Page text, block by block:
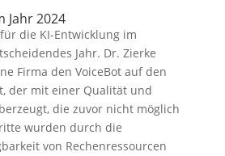
Jahr 2024
die KI-Entwicklung im
Jahr. Dr. Zierke
Firma den VoiceBot auf den
der mit einer Qualität und
die zuvor nicht möglich
wurden durch die
von Rechenressourcen